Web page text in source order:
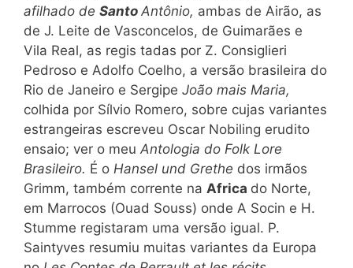
afilhado de Santo Antônio, ambas de Airão, as
de J. Leite de Vasconcelos, de Guimarães e
Vila Real, as regis tadas por Z. Consiglieri
Pedroso e Adolfo Coelho, a versão brasileira do
Rio de Janeiro e Sergipe João mais Maria,
colhida por Sílvio Romero, sobre cujas variantes
estrangeiras escreveu Oscar Nobiling erudito
ensaio; ver o meu Antologia do Folk Lore
Brasileiro. É o Hansel und Grethe dos irmãos
Grimm, também corrente na Africa do Norte,
em Marrocos (Ouad Souss) onde A Socin e H.
Stumme registaram uma versão igual. P.
Saintyves resumiu muitas variantes da Europa